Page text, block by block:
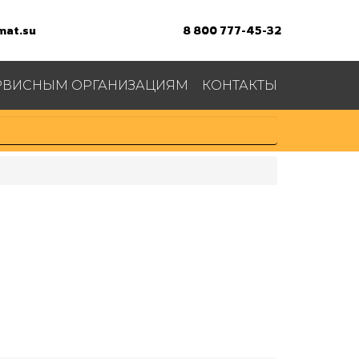
8 800 777-45-32
ОРГАНИЗАЦИЯМ КОНТАКТЫ